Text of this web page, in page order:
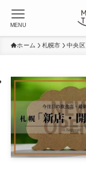
MENU
ホーム 札幌市 中央区